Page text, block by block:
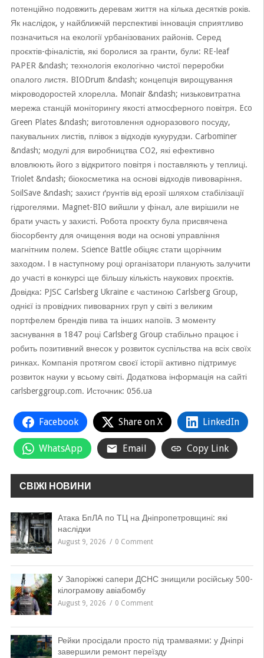
потенційно подовжить деревам життя на кілька десятків років.
Як наслідок, у найближчій перспективі інновація сприятливо
позначиться на екології урбанізованих районів. Серед
проєктів-фіналістів, які боролися за гранти, були: RE-leaf
PAPER &ndash; технологія екологічно чистої переробки
опалого листя. BIODrum &ndash; концепція вирощування
мікроводоростей хлорелла. Monair &ndash; низьковитратна
мережа станцій моніторингу якості атмосферного повітря. Eco
Green Plates &ndash; виготовлення одноразового посуду,
пакувальних листів, плівок з відходів кукурудзи. Carbominer
&ndash; модулі для виробництва CO2, які ефективно
вловлюють його з відкритого повітря і поставляють у теплиці.
Triolet &ndash; біокосметика на основі відходів пивоваріння.
SoilSave &ndash; захист ґрунтів від ерозії шляхом стабілізації
гідрогелями. Magnet-BIO вийшли у фінал, але вирішили не
брати участь у захисті. Робота проєкту була присвячена
біосорбенту для очищення води на основі управління
магнітним полем. Science Battle обіцяє стати щорічним
заходом. І в наступному році організатори планують залучити
до участі в конкурсі ще більшу кількість наукових проєктів.
Довідка: PJSC Carlsberg Ukraine є частиною Carlsberg Group,
однієї із провідних пивоварних груп у світі з великим
портфелем брендів пива та інших напоїв. З моменту
заснування в 1847 році Carlsberg Group стабільно працює і
робить позитивний внесок у розвиток суспільства на всіх своїх
ринках. Компанія протягом своєї історії активно підтримує
розвиток науки у всьому світі. Додаткова інформація на сайті
carlsberggroup.com. Источник: 056.ua
Facebook Share on X LinkedIn
WhatsApp Email Copy Link
СВІЖІ НОВИНИ
Атака БпЛА по ТЦ на Дніпропетровщині: які
наслідки
August 9, 2026 0 Comment
У Запоріжжі сапери ДСНС знищили російську 500-
кілограмову авіабомбу
August 9, 2026 0 Comment
Рейки просідали просто під трамваями: у Дніпрі
завершили ремонт переїзду